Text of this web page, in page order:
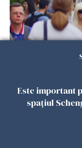
Românii din
bani acasă, dar
Este important
spațiul